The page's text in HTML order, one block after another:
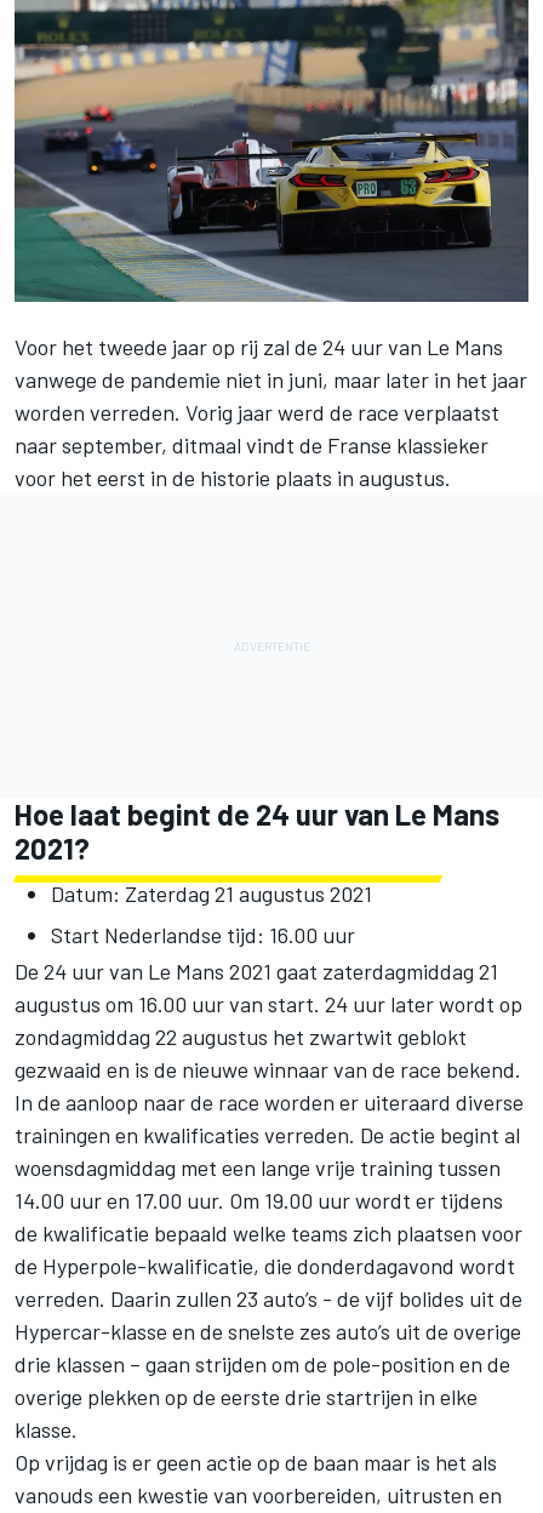
Voor het tweede jaar op rij zal de 24 uur van Le Mans
vanwege de pandemie niet in juni, maar later in het jaar
worden verreden. Vorig jaar werd de race verplaatst
naar september, ditmaal vindt de Franse klassieker
voor het eerst in de historie plaats in augustus.
Hoe laat begint de 24 uur van Le Mans
2021?
Datum: Zaterdag 21 augustus 2021
Start Nederlandse tijd: 16.00 uur
De 24 uur van Le Mans 2021 gaat zaterdagmiddag 21
augustus om 16.00 uur van start. 24 uur later wordt op
zondagmiddag 22 augustus het zwartwit geblokt
gezwaaid en is de nieuwe winnaar van de race bekend.
In de aanloop naar de race worden er uiteraard diverse
trainingen en kwalificaties verreden. De actie begint al
woensdagmiddag met een lange vrije training tussen
14.00 uur en 17.00 uur. Om 19.00 uur wordt er tijdens
de kwalificatie bepaald welke teams zich plaatsen voor
de Hyperpole-kwalificatie, die donderdagavond wordt
verreden. Daarin zullen 23 auto’s - de vijf bolides uit de
Hypercar-klasse en de snelste zes auto’s uit de overige
drie klassen – gaan strijden om de pole-position en de
overige plekken op de eerste drie startrijen in elke
klasse.
Op vrijdag is er geen actie op de baan maar is het als
vanouds een kwestie van voorbereiden, uitrusten en